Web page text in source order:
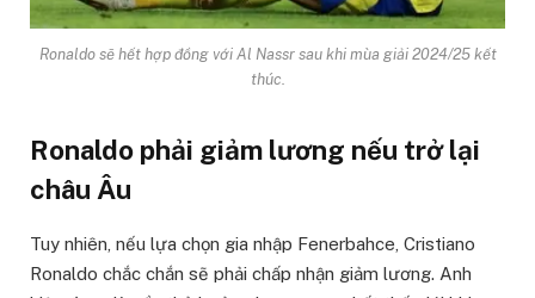
Ronaldo sẽ hết hợp đồng với Al Nassr sau khi mùa giải 2024/25 kết
thúc.
Ronaldo phải giảm lương nếu trở lại
châu Âu
Tuy nhiên, nếu lựa chọn gia nhập Fenerbahce, Cristiano
Ronaldo chắc chắn sẽ phải chấp nhận giảm lương. Anh